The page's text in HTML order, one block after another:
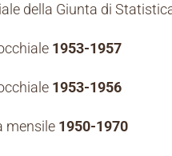
della Giunta di
1953-1957
1953-1956
mensile 1950-1970